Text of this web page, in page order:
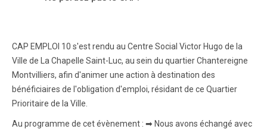
CAP EMPLOI 10 s'est rendu au Centre Social Victor Hugo de la
Ville de La Chapelle Saint-Luc, au sein du quartier Chantereigne
Montvilliers, afin d'animer une action à destination des
bénéficiaires de l'obligation d'emploi, résidant de ce Quartier
Prioritaire de la Ville.
Au programme de cet évènement : ➡ Nous avons échangé avec